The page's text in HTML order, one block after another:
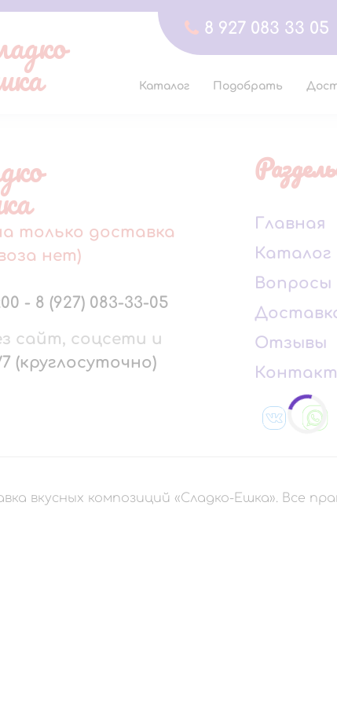
8 927 083 33 05
Каталог Подобрать
только доставка
нет)
- 8 (927) 083-33-05
сайт, соцсети и
(круглосуточно)
Главная
Каталог
Вопросы
Отзывы
вкусных композиций «Сладко-Ешка». Все